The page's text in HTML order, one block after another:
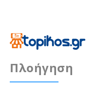
Πλοήγηση